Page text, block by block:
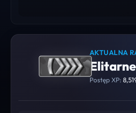
AKTUALNA
Postęp XP: